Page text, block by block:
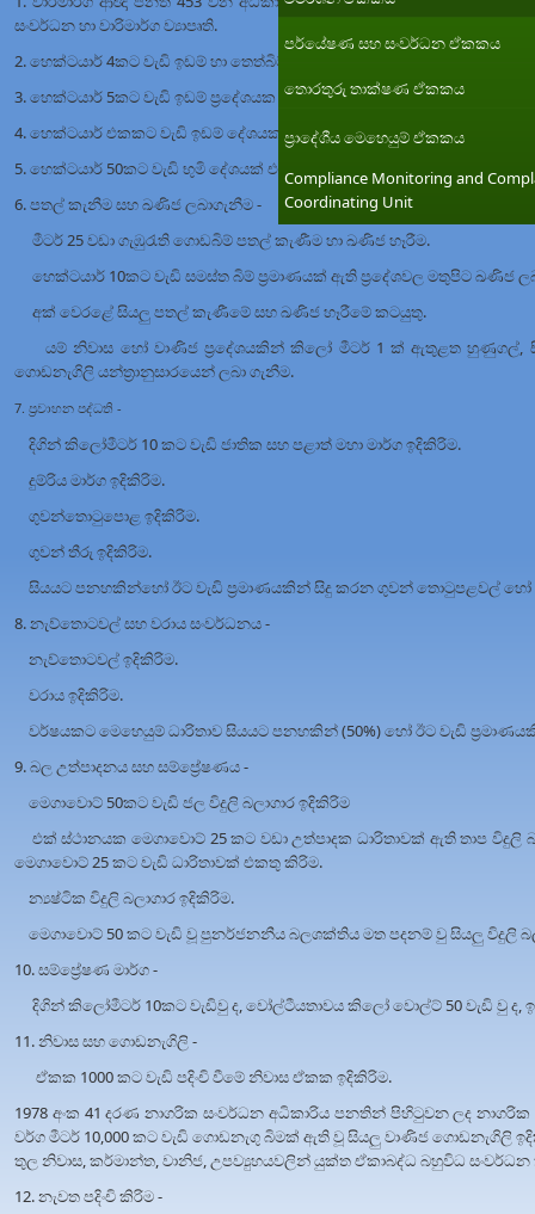
පර්යේෂණ සහ සංවර්ධන ඒකකය
තොරතුරු තාක්ෂණ ඒකකය
ප්‍රාදේශීය මෙහෙයුම් ඒකකය
Compliance Monitoring and
Coordinating Unit
සංවර්ධන හා වාරිමාර්ග ව්‍යාපෘති.
2. හෙක්ටයාර් 4කට වැඩි ඉඩම් හා තෙත්බිම් ප්‍රදේශ ගොඩ කිරිම.
3. හෙක්ටයාර් 5කට වැඩි ඉඩම් ප්‍රදේශයක ඇති දැව ඉවත් කිරිම.
4. හෙක්ටයාර් එකකට වැඩි ඉඩම් දේශයක ඇති කැළෑ, කැළෑ ආශ්‍රීත නොවන
5. හෙක්ටයාර් 50කට වැඩි භුමි දේශයක් එළි කිරිම.
6. පතල් කැනීම සහ ඛණිජ ලබාගැනීම -
මීටර් 25 වඩා ගැඹුරැති ගොඩබිම් පතල් කැණීම හා ඛණිජ හෑරීම.
හෙක්ටයාර් 10කට වැඩි සමස්ත බිම් ප්‍රමාණයක් ඇති ප්‍රදේශවල මතුපිට ඛණිජ
අක් වෙරළේ සියලු පතල් කැණීමේ සහ ඛණිජ හෑරීමේ කටයුතු.
යම් නිවාස හෝ වාණිජ ප්‍රදේශයකින් කිලෝ මීටර් 1 ක් ඇතුළත හුණුගල්,
ගොඩනැගිලි යන්ත්‍රානුසාරයෙන් ලබා ගැනීම.
7. ප්‍රවාහන පද්ධති -
දිගින් කිලෝමීටර් 10 කට වැඩි ජාතික සහ පළාත් මහා මාර්ග ඉදිකිරිම.
දුම්රිය මාර්ග ඉදිකිරිම.
ගුවන්තොටුපොළ ඉදිකිරිම.
ගුවන් තීරු ඉදිකිරිම.
සියයට පනහකින්හෝ ඊට වැඩි ප්‍රමාණයකින් සිදු කරන ගුවන් තොටුපළවල්
8. නැව්තොටවල් සහ වරාය සංවර්ධනය -
නැව්තොටවල් ඉදිකිරිම.
වරාය ඉදිකිරිම.
වර්ෂයකට මෙහෙයුම් ධාරිතාව සියයට පනහකින් (50%) හෝ ඊට වැඩි
9. බල උත්පාදනය සහ සම්ප්‍රේෂණය -
මෙගාවොට් 50කට වැඩි ජල විදුලි බලාගාර ඉදිකිරිම
එක් ස්ථානයක මෙගාවොට් 25 කට වඩා උත්පාදක ධාරිතාවක් ඇති තාප විදුලි
මෙගාවොට් 25 කට වැඩි ධාරිතාවක් එකතු කිරිම.
න්‍යෂ්ටික විදුලි බලාගාර ඉදිකිරිම.
මෙගාවොට් 50 කට වැඩි වූ පුනර්ජනනීය බලශක්තිය මත පදනම් වු සියලු විදුලි
10. සම්ප්‍රේෂණ මාර්ග -
දිගින් කිලෝමීටර් 10කට වැඩිවු ද, වෝල්ටීයතාවය කිලෝ වොල්ට් 50 වැඩි වු ද,
11. නිවාස සහ ගොඩනැගිලි -
ඒකක 1000 කට වැඩි පදිංචි වීමේ නිවාස ඒකක ඉදිකිරිම.
1978 අංක 41 දරණ නාගරික සංවර්ධන අධිකාරිය පනතින් පිහිටුවන ලද
වර්ග මීටර් 10,000 කට වැඩි ගොඩනැගු බිමක් ඇති වූ සියලු වාණිජ ගොඩනැගිලි
තුල නිවාස, කර්මාන්ත, වානිජ, උපව්‍යුහයවලින් යුක්ත ඒකාබද්ධ බහුවිධ
12. නැවත පදිංචි කිරිම -